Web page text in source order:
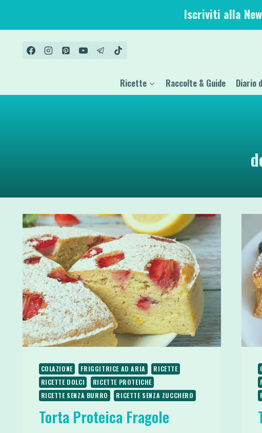
contenuto
Iscriviti alla
Ricette Raccolte & Guide Diario
COLAZIONE FRIGGITRICE AD ARIA
RICETTE
RICETTE DOLCI
RICETTE PROTEICHE
RICETTE SENZA BURRO
RICETTE SENZA ZUCCHERO
Torta Proteica Fragole